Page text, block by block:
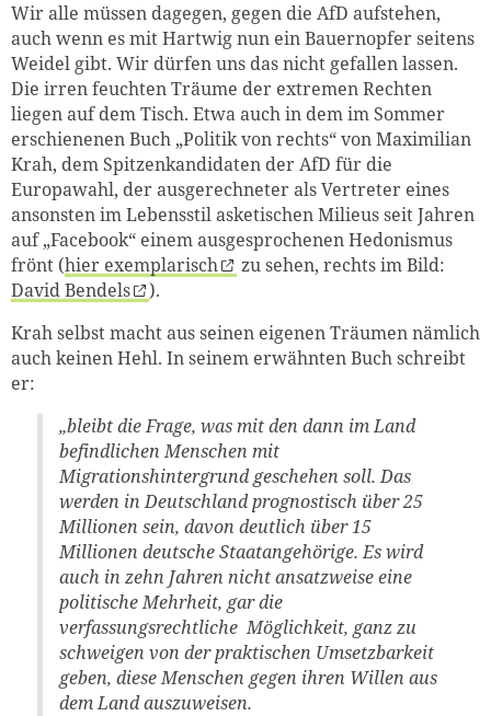
Wir alle müssen dagegen, gegen die AfD aufstehen,
auch wenn es mit Hartwig nun ein Bauernopfer seitens
Weidel gibt. Wir dürfen uns das nicht gefallen lassen.
Die irren feuchten Träume der extremen Rechten
liegen auf dem Tisch. Etwa auch in dem im Sommer
erschienenen Buch „Politik von rechts“ von Maximilian
Krah, dem Spitzenkandidaten der AfD für die
Europawahl, der ausgerechneter als Vertreter eines
ansonsten im Lebensstil asketischen Milieus seit Jahren
auf „Facebook“ einem ausgesprochenen Hedonismus
frönt (hier exemplarisch
zu sehen, rechts im Bild:
David Bendels
).
Krah selbst macht aus seinen eigenen Träumen nämlich
auch keinen Hehl. In seinem erwähnten Buch schreibt
er:
„bleibt die Frage, was mit den dann im Land
befindlichen Menschen mit
Migrationshintergrund geschehen soll. Das
werden in Deutschland prognostisch über 25
Millionen sein, davon deutlich über 15
Millionen deutsche Staatangehörige. Es wird
auch in zehn Jahren nicht ansatzweise eine
politische Mehrheit, gar die
verfassungsrechtliche Möglichkeit, ganz zu
schweigen von der praktischen Umsetzbarkeit
geben, diese Menschen gegen ihren Willen aus
dem Land auszuweisen.